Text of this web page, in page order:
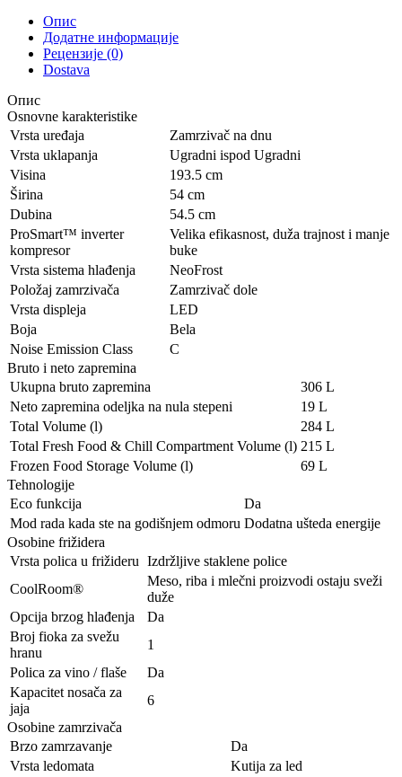
Опис
Додатне информације
Рецензије (0)
Dostava
Опис
Osnovne karakteristike
Vrsta uređaja
Zamrzivač na dnu
Vrsta uklapanja
Ugradni ispod Ugradni
Visina
193.5 cm
Širina
54 cm
Dubina
54.5 cm
ProSmart™ inverter
kompresor
Velika efikasnost, duža trajnost i manje
buke
Vrsta sistema hlađenja
NeoFrost
Položaj zamrzivača
Zamrzivač dole
Vrsta displeja
LED
Boja
Bela
Noise Emission Class
C
Bruto i neto zapremina
Ukupna bruto zapremina
306 L
Neto zapremina odeljka na nula stepeni
19 L
Total Volume (l)
284 L
Total Fresh Food & Chill Compartment Volume (l) 215 L
Frozen Food Storage Volume (l)
69 L
Tehnologije
Eco funkcija
Da
Mod rada kada ste na godišnjem odmoru Dodatna ušteda energije
Osobine frižidera
Vrsta polica u frižideru Izdržljive staklene police
CoolRoom®
Meso, riba i mlečni proizvodi ostaju sveži
duže
Opcija brzog hlađenja
Da
Broj fioka za svežu
hranu
1
Polica za vino / flaše
Da
Kapacitet nosača za
jaja
6
Osobine zamrzivača
Brzo zamrzavanje
Da
Vrsta ledomata
Kutija za led